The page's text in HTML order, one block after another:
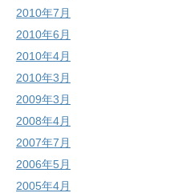
2010年7月
2010年6月
2010年4月
2010年3月
2009年3月
2008年4月
2007年7月
2006年5月
2005年4月